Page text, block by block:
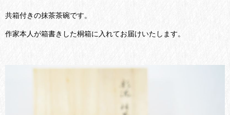
共箱付きの抹茶茶碗です。
作家本人が箱書きした桐箱に入れてお届けいたします。